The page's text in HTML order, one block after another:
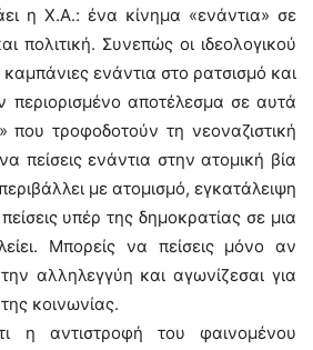
η Χ.Α.: ένα κίνημα «ενάντια» σε
πολιτική. Συνεπώς οι ιδεολογικού
καμπάνιες ενάντια στο ρατσισμό και
περιορισμένο αποτέλεσμα σε αυτά
που τροφοδοτούν τη νεοναζιστική
πείσεις ενάντια στην ατομική βία
με ατομισμό, εγκατάλειψη
υπέρ της δημοκρατίας σε μια
Μπορείς να πείσεις μόνο αν
αλληλεγγύη και αγωνίζεσαι για
κοινωνίας.
η αντιστροφή του φαινομένου